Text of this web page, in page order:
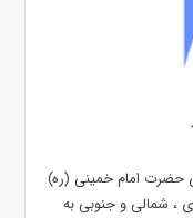
حضرت امام خمینی (ره)
، شمالی و جنوبی به